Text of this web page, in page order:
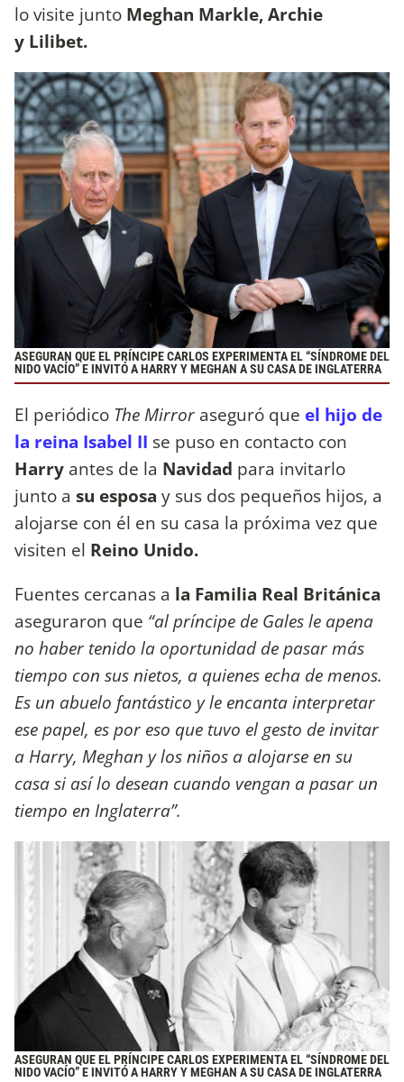
lo visite junto Meghan Markle, Archie
y Lilibet.
ASEGURAN QUE EL PRÍNCIPE CARLOS EXPERIMENTA EL “SÍNDROME DEL
NIDO VACÍO” E INVITÓ A HARRY Y MEGHAN A SU CASA DE INGLATERRA
El periódico The Mirror aseguró que el hijo de
la reina Isabel II se puso en contacto con
Harry antes de la Navidad para invitarlo
junto a su esposa y sus dos pequeños hijos, a
alojarse con él en su casa la próxima vez que
visiten el Reino Unido.
Fuentes cercanas a la Familia Real Británica
aseguraron que “al príncipe de Gales le apena
no haber tenido la oportunidad de pasar más
tiempo con sus nietos, a quienes echa de menos.
Es un abuelo fantástico y le encanta interpretar
ese papel, es por eso que tuvo el gesto de invitar
a Harry, Meghan y los niños a alojarse en su
casa si así lo desean cuando vengan a pasar un
tiempo en Inglaterra”.
ASEGURAN QUE EL PRÍNCIPE CARLOS EXPERIMENTA EL “SÍNDROME DEL
NIDO VACÍO” E INVITÓ A HARRY Y MEGHAN A SU CASA DE INGLATERRA